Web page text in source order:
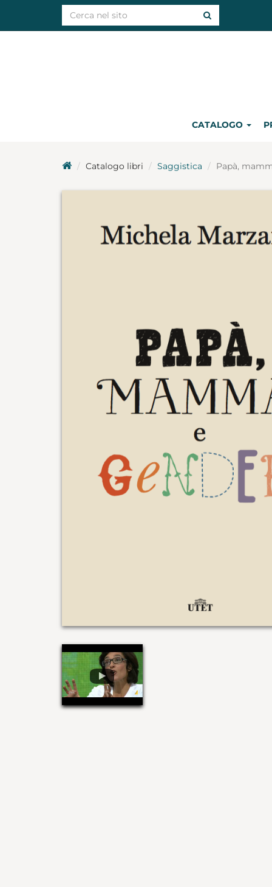
CATALOGO
Catalogo libri Saggistica Papà,